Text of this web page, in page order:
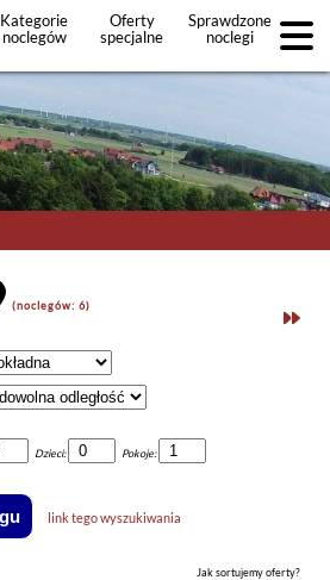
Kategorie
noclegów
Oferty
specjalne
Sprawdzone
noclegi
+Dodaj
(noclegów: 6)
Dzieci: Pokoje:
link tego wyszukiwania
Jak sortujemy oferty?